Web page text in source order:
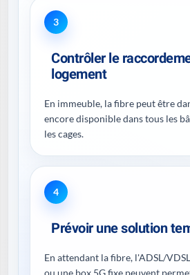
3
Contrôler le
logement
En immeuble, la fibre peut être
encore disponible dans tous les
les cages.
4
Prévoir une solution
En attendant la fibre, l'ADSL/
ou une box 5G fixe peuvent